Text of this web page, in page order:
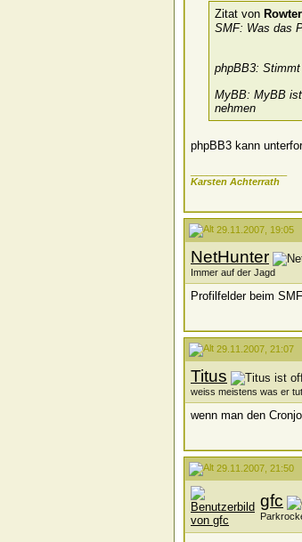
Zitat von Rowter
SMF: Was das
phpBB3:
MyBB: MyBB
nehmen
phpBB3 kann
Karsten Achterrath
29.11.2007, 19:05
NetHunter
Immer auf der Jagd
Profilfelder beim
29.11.2007, 21:07
Titus
weiss meistens was er tut
wenn man den
29.11.2007, 21:50
gfc